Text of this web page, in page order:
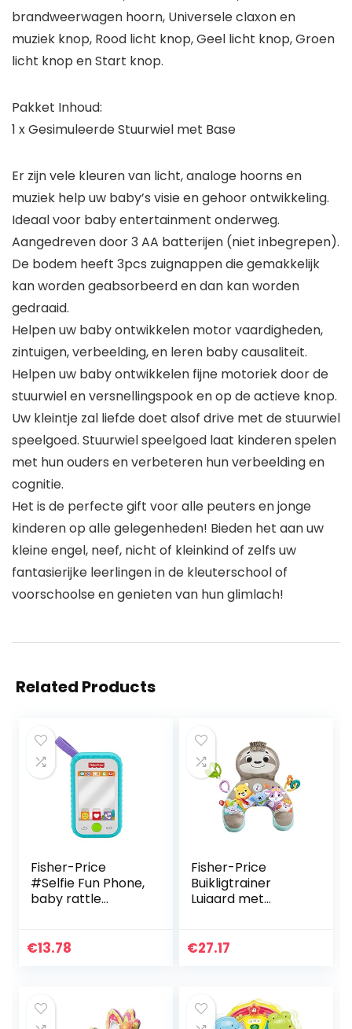
brandweerwagen hoorn, Universele claxon en
muziek knop, Rood licht knop, Geel licht knop, Groen
licht knop en Start knop.
Pakket Inhoud:
1 x Gesimuleerde Stuurwiel met Base
Er zijn vele kleuren van licht, analoge hoorns en
muziek help uw baby’s visie en gehoor ontwikkeling.
Ideaal voor baby entertainment onderweg.
Aangedreven door 3 AA batterijen (niet inbegrepen).
De bodem heeft 3pcs zuignappen die gemakkelijk
kan worden geabsorbeerd en dan kan worden
gedraaid.
Helpen uw baby ontwikkelen motor vaardigheden,
zintuigen, verbeelding, en leren baby causaliteit.
Helpen uw baby ontwikkelen fijne motoriek door de
stuurwiel en versnellingspook en op de actieve knop.
Uw kleintje zal liefde doet alsof drive met de stuurwiel
speelgoed. Stuurwiel speelgoed laat kinderen spelen
met hun ouders en verbeteren hun verbeelding en
cognitie.
Het is de perfecte gift voor alle peuters en jonge
kinderen op alle gelegenheden! Bieden het aan uw
kleine engel, neef, nicht of kleinkind of zelfs uw
fantasierijke leerlingen in de kleuterschool of
voorschoolse en genieten van hun glimlach!
Related Products
Fisher-Price
#Selfie Fun Phone,
baby rattle
newborn babies
€13.78
Fisher-Price
Buikligtrainer
Luiaard met
op de buik met
€27.17